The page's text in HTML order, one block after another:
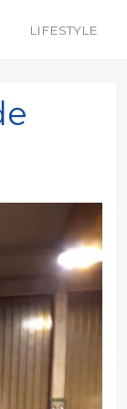
LIFESTYLE